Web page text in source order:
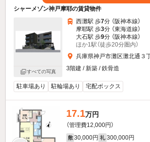
シャーメゾン神戸摩耶の賃貸物件
すべての写真
西灘駅 歩7分 （阪神本線）
摩耶駅 歩3分 （東海道線）
大石駅 歩9分 （阪神本線）
ほか1駅（徒歩20分圏内）
兵庫県神戸市灘区灘北通３
3階建 / 新築 / 鉄骨造
駐車場あり 駐輪場あり 宅配ボックス
17.1万円
（管理費12,000円）
敷 30,000円 礼 300,000円